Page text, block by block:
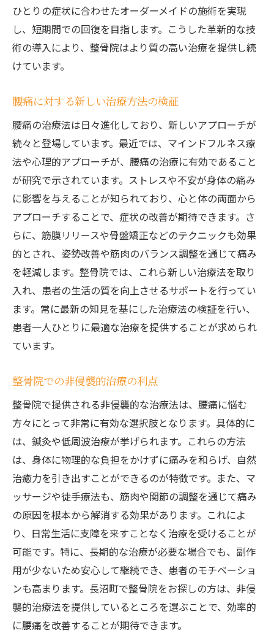
ひとりの症状に合わせたオーダーメイドの施術を実現
し、短期間での回復を目指します。こうした革新的な技
術の導入により、整骨院はより質の高い治療を提供し続
けています。
腰痛に対する新しい治療方法の検証
腰痛の治療法は日々進化しており、新しいアプローチが
続々と登場しています。最近では、マインドフルネス療
法や心理的アプローチが、腰痛の治療に有効であること
が研究で示されています。ストレスや不安が身体の痛み
に影響を与えることが知られており、心と体の両面から
アプローチすることで、症状の改善が期待できます。さ
らに、筋膜リリースや骨盤矯正などのテクニックも効果
的とされ、姿勢改善や筋肉のバランス調整を通じて痛み
を軽減します。整骨院では、これら新しい治療法を取り
入れ、患者の生活の質を向上させるサポートを行ってい
ます。常に最新の知見を基にした治療法の検証を行い、
患者一人ひとりに最適な治療を提供することが求められ
ています。
整骨院での非侵襲的治療の利点
整骨院で提供される非侵襲的な治療法は、腰痛に悩む
方々にとって非常に有効な選択肢となります。具体的に
は、鍼灸や低周波治療が挙げられます。これらの方法
は、身体に物理的な負担をかけずに痛みを和らげ、自然
治癒力を引き出すことができるのが特徴です。また、マ
ッサージや徒手療法も、筋肉や関節の調整を通じて痛み
の原因を根本から解消する効果があります。これによ
り、日常生活に支障を来すことなく治療を受けることが
可能です。特に、長期的な治療が必要な場合でも、副作
用が少ないため安心して継続でき、患者のモチベーショ
ンも高まります。長沼町で整骨院をお探しの方は、非侵
襲的治療法を提供しているところを選ぶことで、効率的
に腰痛を改善することが期待できます。